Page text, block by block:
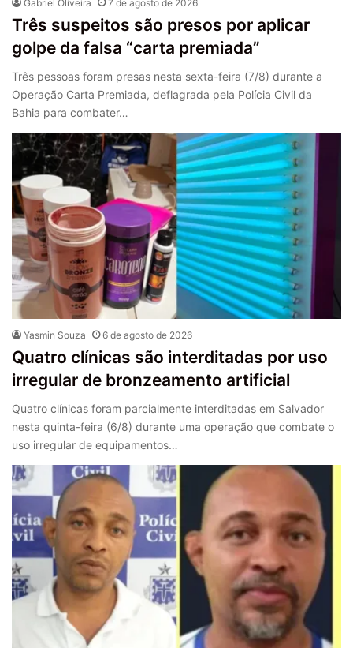
Gabriel Oliveira 7 de agosto de 2026
Três suspeitos são presos por aplicar
golpe da falsa “carta premiada”
Três pessoas foram presas nesta sexta-feira (7/8) durante a
Operação Carta Premiada, deflagrada pela Polícia Civil da
Bahia para combater…
Yasmin Souza 6 de agosto de 2026
Quatro clínicas são interditadas por uso
irregular de bronzeamento artificial
Quatro clínicas foram parcialmente interditadas em Salvador
nesta quinta-feira (6/8) durante uma operação que combate o
uso irregular de equipamentos…